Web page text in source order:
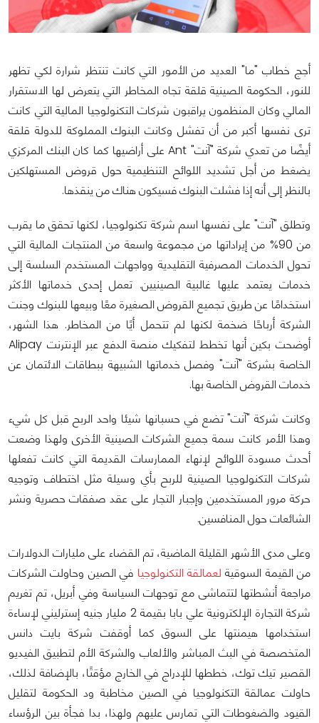
أجج خطاب "ما" العديد من الأمور التي كانت تنتظر شرارة لكي تظهر
للنور، الحكومة الصينية قلقة تجاه المخاطر التي يتعرض لها الاستقرار
المالي وكان المنظمون يراقبون شركات التكنولوجيا المالية التي كانت
ترى نفسها أكبر من أن تفشل وكانت البنوك المملوكة للدولة قلقة
أيضًا من تعدي شركة "آنت" Ant على أراضيها كما كان البنك المركزي
يضغط من أجل تشديد اللوائح التنظيمية حول قروض المستهلكين
بالنظر إلى أنه إذا فشلت البنوك فسيكون هناك من ينقذها.
وتطلق "آنت" على نفسها اسم شركة تكنولوجيا، لكنها تحقق ما يقرب
من 90% من إيراداتها من مجموعة واسعة من المنتجات المالية التي
تحول الخدمات المصرفية التقليدية وواجهات المستخدم السلسة إلى
خدمات يعتمد عليها غالبية الصينيين. تعمل إحدى خدماتها الأكثر
استخدامًا عن طريق تجميع القروض الصغيرة معًا وبيعها للبنوك وجنت
الشركة أرباحًا ضخمة لكنها لم تتحمل أيًا من المخاطر. هذا الشهر،
أوضحت بكين أنها تخطط لتفكيك منصة الدفع عبر الإنترنت Alipay
الخاصة بشركة "آنت" وفصل خدماتها الشبيهة ببطاقات الائتمان عن
خدمات القروض الخاصة بها.
وكانت شركة "آنت" تضع في حسبانها شيئا واحد الربح قبل كل شيء
وهذا الأمر كانت سمة جميع الشركات الصينية الأخرى ولهذا وضعت
أحدث مسودة اللوائح لإنهاء الممارسات القديمة التي كانت تفعلها
شركات التكنولوجيا الصينية للربح بأي وسيلة مثل اختطاف وتوجيه
حركة مرور المستخدمين وإجبار التجار على عقد صفقات حصرية ونشر
الشائعات حول المنافسين.
وعلى مدى الأشهر القليلة الماضية، تم القضاء على مليارات الدولارات
من القيمة السوقية لعمالقة التكنولوجيا في الصين وحاولت الشركات
مراجعة أنشطتها لتتماشى مع توجهات السياسة وفي أبريل، تم تغريم
شركة التجارة الإلكترونية علي بابا بقيمة 2 مليار جنيه إسترليني لإساءة
استخدامها هيمنتها على السوق كما أوقفت شركة بايت دانس
المتخصصة في البث المباشر والألعاب والشركة الأم لتطبيق الفيديو
القصير تيك توك، خططها للإدراج في الخارج مؤقتًا، بالإضافة لذلك،
حاولت عمالقة التكنولوجيا في الصين مخاطبة ود الحكومة لتقليل
القيود والضغوطات التي تمارس عليهم ولهذا، بدا فجأة بين الرؤساء